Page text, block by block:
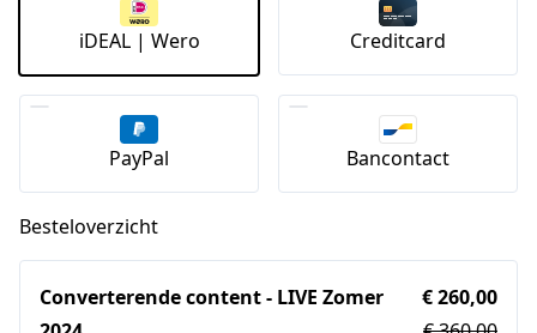
iDEAL | Wero Creditcard
PayPal Bancontact
Besteloverzicht
Converterende content - LIVE Zomer
€ 260,00